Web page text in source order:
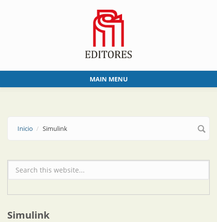
MAIN MENU
Inicio Simulink
Formulario de búsqueda
Simulink